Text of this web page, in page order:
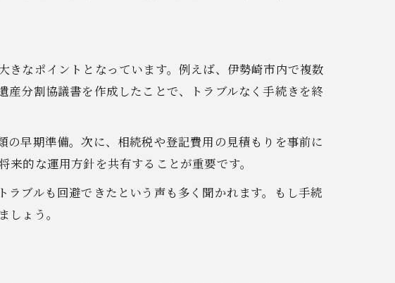
めに
え
活用術
識
なポイントとなっています。例えば、伊勢崎市内で複数
分割協議書を作成したことで、トラブルなく手続きを終
早期準備。次に、相続税や登記費用の見積もりを事前に
的な運用方針を共有することが重要です。
ブルも回避できたという声も多く聞かれます。もし手続
ょう。